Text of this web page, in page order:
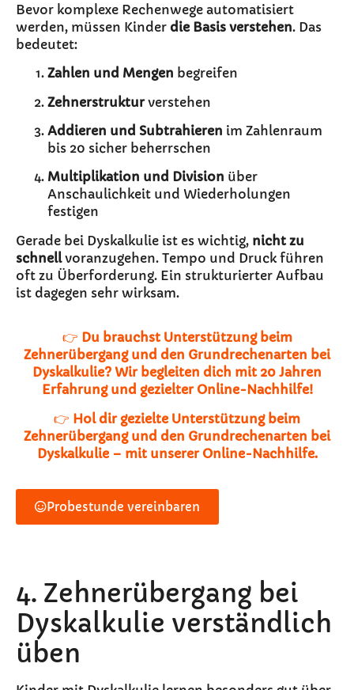
Bevor komplexe Rechenwege automatisiert
werden, müssen Kinder die Basis verstehen. Das
bedeutet:
Zahlen und Mengen begreifen
Zehnerstrukturverstehen
Addieren und Subtrahieren im Zahlenraum
bis 20 sicher beherrschen
Multiplikation und Division über
Anschaulichkeit und Wiederholungen
festigen
Gerade bei Dyskalkulie ist es wichtig, nicht zu
schnellvoranzugehen. Tempo und Druck führen
oft zu Überforderung. Ein strukturierter Aufbau
ist dagegen sehr wirksam.
👉 Du brauchst Unterstützung beim
Zehnerübergang und den Grundrechenarten bei
Dyskalkulie? Wir begleiten dich mit 20 Jahren
Erfahrung und gezielter Online-Nachhilfe!
👉 Hol dir gezielte Unterstützung beim
Zehnerübergang und den Grundrechenarten bei
Dyskalkulie – mit unserer Online-Nachhilfe.
Probestunde vereinbaren
4. Zehnerübergang bei
Dyskalkulie verständlich
üben